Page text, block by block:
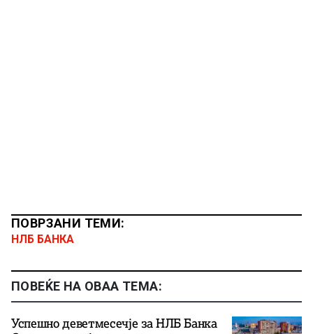
ПОВРЗАНИ ТЕМИ:
НЛБ БАНКА
ПОВЕЌЕ НА ОВАА ТЕМА:
Успешно деветмесечје за НЛБ Банка